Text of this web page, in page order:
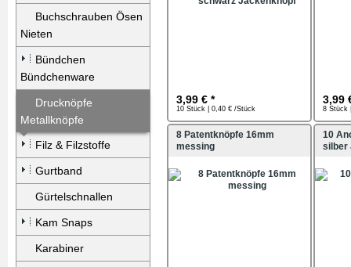
Buchschrauben Ösen
Nieten
Bündchen
Bündchenware
Drucknöpfe
Metallknöpfe
Filz & Filzstoffe
Gurtband
Gürtelschnallen
Kam Snaps
Karabiner
3,99 € *
10 Stück | 0,40 € /Stück
3,99
8 Stück
8 Patentknöpfe 16mm
messing
10
silber